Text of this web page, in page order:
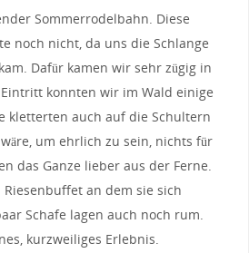
Sommerrodelbahn. Diese
noch nicht, da uns die Schlange
Dafür kamen wir sehr zügig in
konnten wir im Wald einige
kletterten auch auf die Schultern
um ehrlich zu sein, nichts für
das Ganze lieber aus der Ferne.
an dem sie sich
Schafe lagen auch noch rum.
kurzweiliges Erlebnis.